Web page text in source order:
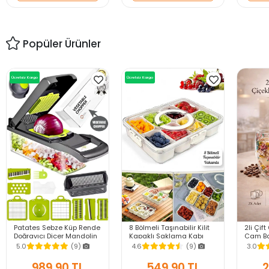
Popüler Ürünler
Ücretsiz Kargo
Patates Sebze Küp Rende
Doğrayıcı Dicer Mandolin
Dilimleyici Jülyen Kesici
Vegetable Chopper Seti
5.0 (9)
Ücretsiz Kargo
8 Bölmeli Taşınabilir Kilit
Kapaklı Saklama Kabı
Kahvaltılık Organizer
Piknik Seti Gıda Kutusu
4.6 (9)
2li Çift
Cam
250ml
3.0